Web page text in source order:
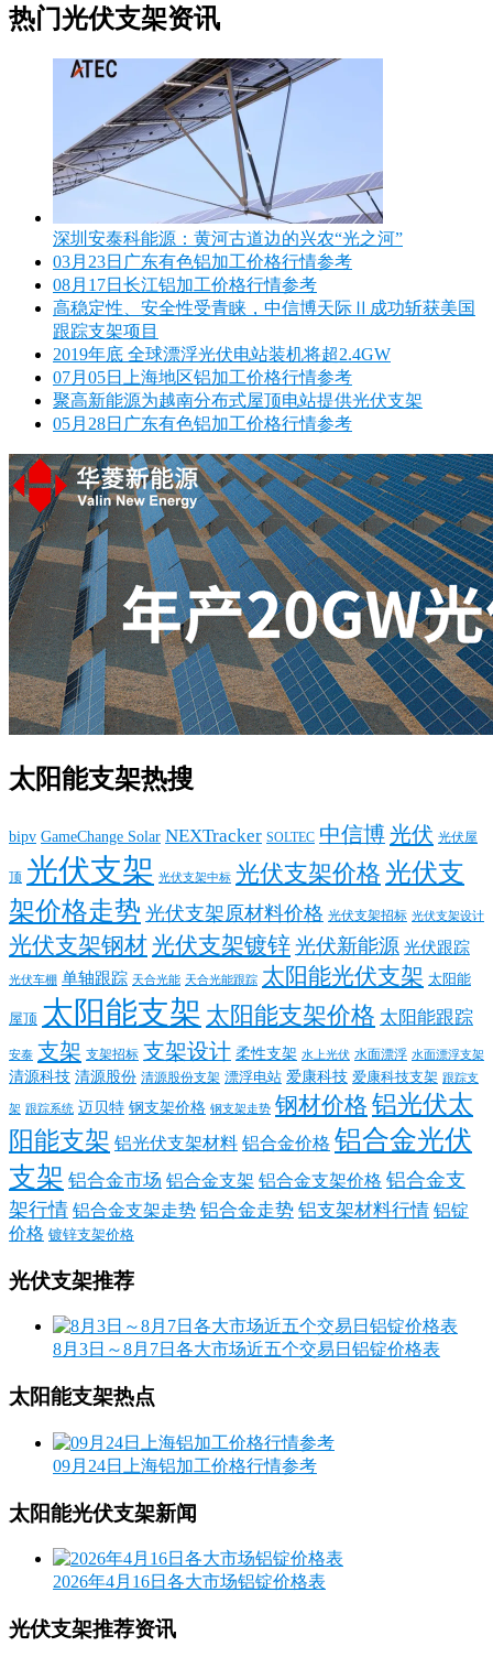
热门光伏支架资讯
深圳安泰科能源：黄河古道边的兴农“光之河”
03月23日广东有色铝加工价格行情参考
08月17日长江铝加工价格行情参考
高稳定性、安全性受青睐，中信博天际Ⅱ成功斩获美国
跟踪支架项目
2019年底 全球漂浮光伏电站装机将超2.4GW
07月05日上海地区铝加工价格行情参考
聚高新能源为越南分布式屋顶电站提供光伏支架
05月28日广东有色铝加工价格行情参考
太阳能支架热搜
bipv GameChange Solar NEXTracker SOLTEC 中信博光伏 光伏屋
顶 光伏支架 光伏支架中标 光伏支架价格 光伏支
架价格走势 光伏支架原材料价格 光伏支架招标 光伏支架设计
光伏支架钢材光伏支架镀锌光伏新能源 光伏跟踪
光伏车棚 单轴跟踪 天合光能 天合光能跟踪 太阳能光伏支架 太阳能
屋顶 太阳能支架 太阳能支架价格 太阳能跟踪
安泰 支架 支架招标 支架设计 柔性支架 水上光伏 水面漂浮 水面漂浮支架
清源科技 清源股份 清源股份支架 漂浮电站 爱康科技 爱康科技支架 跟踪支
架 跟踪系统 迈贝特 钢支架价格 钢支架走势 钢材价格 铝光伏太
阳能支架 铝光伏支架材料 铝合金价格 铝合金光伏
支架 铝合金市场 铝合金支架 铝合金支架价格 铝合金支
架行情 铝合金支架走势 铝合金走势 铝支架材料行情 铝锭
价格 镀锌支架价格
光伏支架推荐
8月3日～8月7日各大市场近五个交易日铝锭价格表
太阳能支架热点
09月24日上海铝加工价格行情参考
太阳能光伏支架新闻
2026年4月16日各大市场铝锭价格表
光伏支架推荐资讯